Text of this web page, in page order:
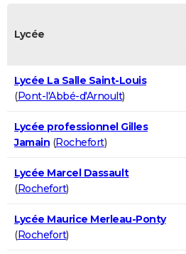
Lycée
Lycée La Salle Saint-Louis
(Pont-l'Abbé-d'Arnoult)
Lycée professionnel Gilles
Jamain (Rochefort)
Lycée Marcel Dassault
(Rochefort)
Lycée Maurice Merleau-Ponty
(Rochefort)